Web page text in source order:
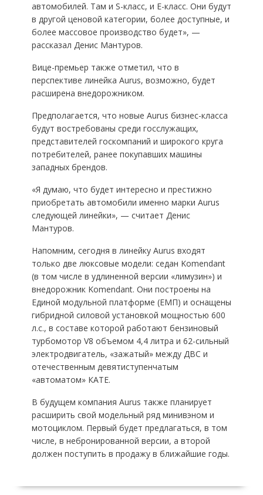
автомобилей. Там и S-класс, и E-класс. Они будут
в другой ценовой категории, более доступные, и
более массовое производство будет», —
рассказал Денис Мантуров.
Вице-премьер также отметил, что в
перспективе линейка Aurus, возможно, будет
расширена внедорожником.
Предполагается, что новые Aurus бизнес-класса
будут востребованы среди госслужащих,
представителей госкомпаний и широкого круга
потребителей, ранее покупавших машины
западных брендов.
«Я думаю, что будет интересно и престижно
приобретать автомобили именно марки Aurus
следующей линейки», — считает Денис
Мантуров.
Напомним, сегодня в линейку Aurus входят
только две люксовые модели: седан Komendant
(в том числе в удлиненной версии «лимузин») и
внедорожник Komendant. Они построены на
Единой модульной платформе (ЕМП) и оснащены
гибридной силовой установкой мощностью 600
л.с., в составе которой работают бензиновый
турбомотор V8 объемом 4,4 литра и 62-сильный
электродвигатель, «зажатый» между ДВС и
отечественным девятиступенчатым
«автоматом» КАТЕ.
В будущем компания Aurus также планирует
расширить свой модельный ряд минивэном и
мотоциклом. Первый будет предлагаться, в том
числе, в небронированной версии, а второй
должен поступить в продажу в ближайшие годы.